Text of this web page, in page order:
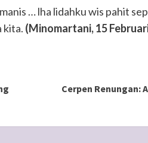
… lha lidahku wis pahit
kita. (Minomartani, 15
Cerpen Renungan: